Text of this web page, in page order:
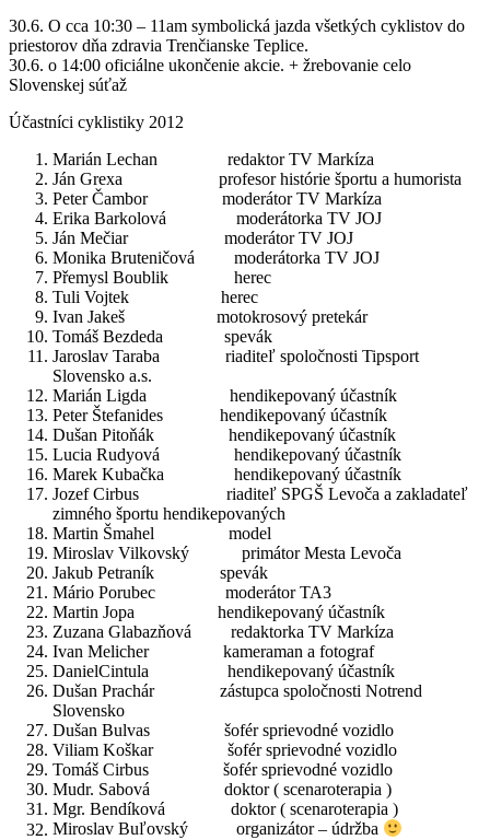
30.6. O cca 10:30 – 11am symbolická jazda všetkých cyklistov do
priestorov dňa zdravia Trenčianske Teplice.
30.6. o 14:00 oficiálne ukončenie akcie. + žrebovanie celo
Slovenskej súťaž
Účastníci cyklistiky 2012
Marián Lechan redaktor TV Markíza
Ján Grexa profesor histórie športu a humorista
Peter Čambor moderátor TV Markíza
Erika Barkolová moderátorka TV JOJ
Ján Mečiar moderátor TV JOJ
Monika Bruteničová moderátorka TV JOJ
Přemysl Boublik herec
Tuli Vojtek herec
Ivan Jakeš motokrosový pretekár
Tomáš Bezdeda spevák
Jaroslav Taraba riaditeľ spoločnosti Tipsport
Slovensko a.s.
Marián Ligda hendikepovaný účastník
Peter Štefanides hendikepovaný účastník
Dušan Pitoňák hendikepovaný účastník
Lucia Rudyová hendikepovaný účastník
Marek Kubačka hendikepovaný účastník
Jozef Cirbus riaditeľ SPGŠ Levoča a zakladateľ
zimného športu hendikepovaných
Martin Šmahel model
Miroslav Vilkovský primátor Mesta Levoča
Jakub Petraník spevák
Mário Porubec moderátor TA3
Martin Jopa hendikepovaný účastník
Zuzana Glabazňová redaktorka TV Markíza
Ivan Melicher kameraman a fotograf
DanielCintula hendikepovaný účastník
Dušan Prachár zástupca spoločnosti Notrend
Slovensko
Dušan Bulvas šofér sprievodné vozidlo
Viliam Koškar šofér sprievodné vozidlo
Tomáš Cirbus šofér sprievodné vozidlo
Mudr. Sabová doktor ( scenaroterapia )
Mgr. Bendíková doktor ( scenaroterapia )
Miroslav Buľovský organizátor – údržba